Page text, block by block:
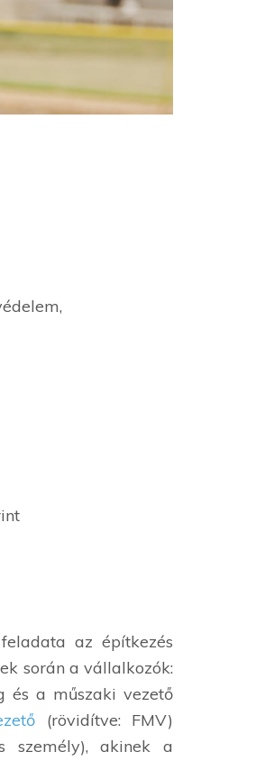
az építkezés
során a vállalkozók:
és a műszaki vezető
(rövidítve: FMV)
személy), akinek a